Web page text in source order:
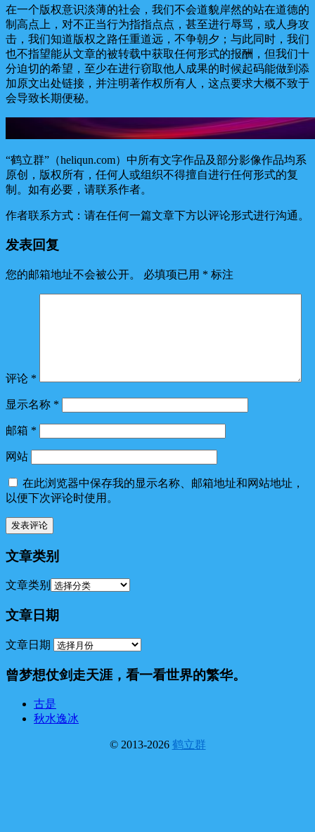
在一个版权意识淡薄的社会，我们不会道貌岸然的站在道德的
制高点上，对不正当行为指指点点，甚至进行辱骂，或人身攻
击，我们知道版权之路任重道远，不争朝夕；与此同时，我们
也不指望能从文章的被转载中获取任何形式的报酬，但我们十
分迫切的希望，至少在进行窃取他人成果的时候起码能做到添
加原文出处链接，并注明著作权所有人，这点要求大概不致于
会导致长期便秘。
“鹤立群”（heliqun.com）中所有文字作品及部分影像作品均系
原创，版权所有，任何人或组织不得擅自进行任何形式的复
制。如有必要，请联系作者。
作者联系方式：请在任何一篇文章下方以评论形式进行沟通。
发表回复
您的邮箱地址不会被公开。 必填项已用 * 标注
评论 *
显示名称 *
邮箱 *
网站
在此浏览器中保存我的显示名称、邮箱地址和网站地址，
以便下次评论时使用。
文章类别
文章类别
文章日期
文章日期
曾梦想仗剑走天涯，看一看世界的繁华。
古是
秋水逸冰
© 2013-2026 鹤立群